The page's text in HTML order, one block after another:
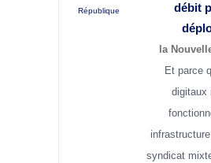
République
débit
la
Et parce
digitaux
syndicat